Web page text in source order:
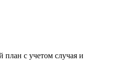
план с учетом случая и